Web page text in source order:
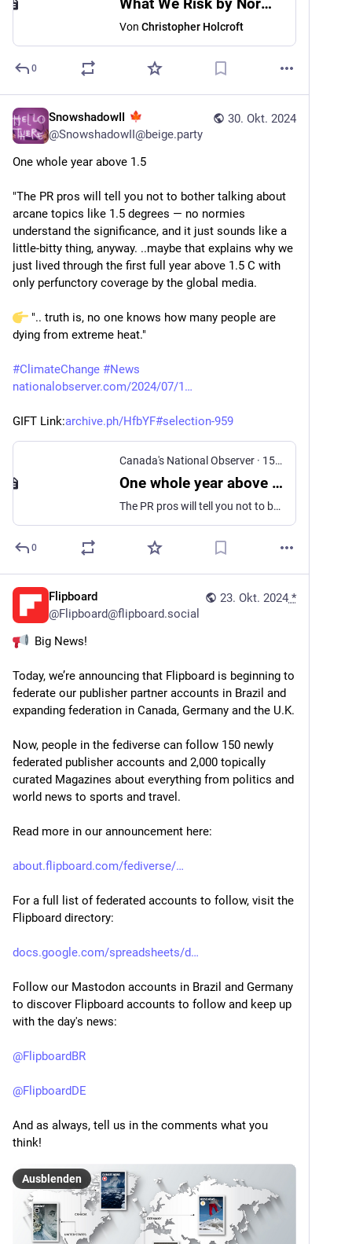
Von Christopher Holcroft
0
30. Okt. 2024
SnowshadowII
@SnowshadowII@beige.party
One whole year above 1.5
"The PR pros will tell you not to bother talking about
arcane topics like 1.5 degrees — no normies
understand the significance, and it just sounds like a
little-bitty thing, anyway. ..maybe that explains why we
just lived through the first full year above 1.5 C with
only perfunctory coverage by the global media.
".. truth is, no one knows how many people are
dying from extreme heat."
#ClimateChange #News
nationalobserver.com/2024/07/1
GIFT Link:archive.ph/HfbYF#selection-959
Canada's National Observer · 15. Juli 2024
One whole year above 1.5
The PR pros will tell you not to bother talking about arcane topics like 1.5 degrees — no normies understand the significance, and it just sounds like a little-bitty thing, anyway. They’re probably right. And maybe that explains why we just lived through the first full year above 1.5 C with only perfunctory coverage by the global media.
0
23. Okt. 2024 *
Flipboard
@Flipboard@flipboard.social
  Big News!
Today, we’re announcing that Flipboard is beginning to
federate our publisher partner accounts in Brazil and
Now, people in the fediverse can follow 150 newly
federated publisher accounts and 2,000 topically
curated Magazines about everything from politics and
world news to sports and travel.
Read more in our announcement here:
about.flipboard.com/fediverse/
For a full list of federated accounts to follow, visit the
Flipboard directory:
docs.google.com/spreadsheets/d
Follow our Mastodon accounts in Brazil and Germany
to discover Flipboard accounts to follow and keep up
with the day's news:
@FlipboardBR
@FlipboardDE
And as always, tell us in the comments what you
think!
Ausblenden